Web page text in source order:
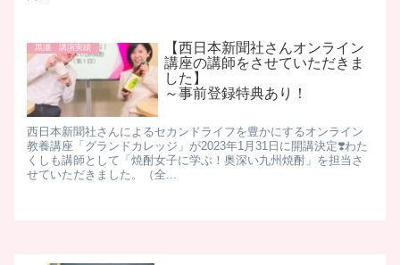
黒瀬 講演実績
【西日本新聞社さんオンライン
講座の講師をさせていただきま
した】
～事前登録特典あり！
西日本新聞社さんによるセカンドライフを豊かにするオンライン
教養講座「グランドカレッジ」が2023年1月31日に開講決定❣️​わた
くしも講師として「焼酎女子に学ぶ！奥深い九州焼酎」を担当さ
せていただきました。（全...